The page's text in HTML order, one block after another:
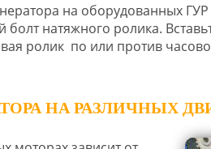
на оборудованных
натяжного ролика.
ролик по или против
НА РАЗЛИЧНЫХ